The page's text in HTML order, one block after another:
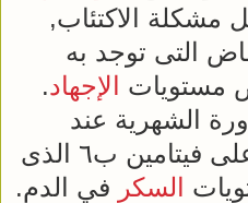
مشكلة الاكتئاب,
التى توجد به
مستويات الإجهاد.
الشهرية عند
النساء نظرًا لاحتوائه على فيتامين ب٦ الذى
السكر في الدم.